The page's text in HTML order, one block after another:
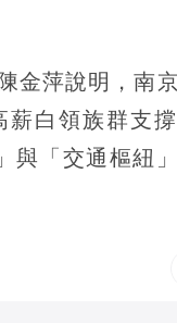
金萍說明，南
白領族群支
「交通樞紐」